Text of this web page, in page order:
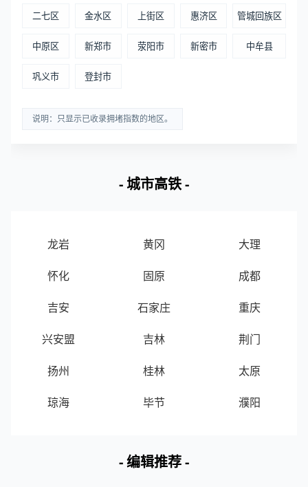
13
14 乐尚天地生活广场
新世界百货(郑州店)
瀚海北金商业中心 郑州金水区
20 美景龙堂·万科广场 郑州管城回族区
丹尼斯百货(花园店) 郑州金水区
硅谷广场
二七区 金水区 上街区 惠济区 管城回族区
中原区 新郑市 荥阳市 新密市 中牟县
巩义市 登封市
说明：只显示已收录拥堵指数的地区。
- 城市高铁 -
龙岩 黄冈 大理
怀化 固原 成都
吉安 石家庄 重庆
兴安盟 吉林 荆门
扬州 桂林 太原
琼海 毕节 濮阳
- 编辑推荐 -